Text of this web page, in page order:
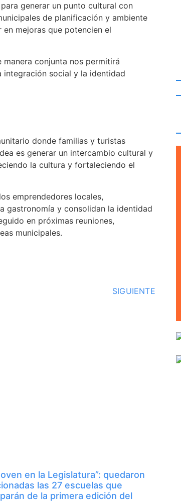
generar un punto cultural con
de planificación y ambiente
mejoras que potencien el
conjunta nos permitirá
social y la identidad
donde familias y turistas
es generar un intercambio cultural y
la cultura y fortaleciendo el
emprendedores locales,
gastronomía y consolidan la identidad
en próximas reuniones,
municipales.
SIGUIENTE
en la Legislatura”: quedaron
las 27 escuelas que
de la primera edición del